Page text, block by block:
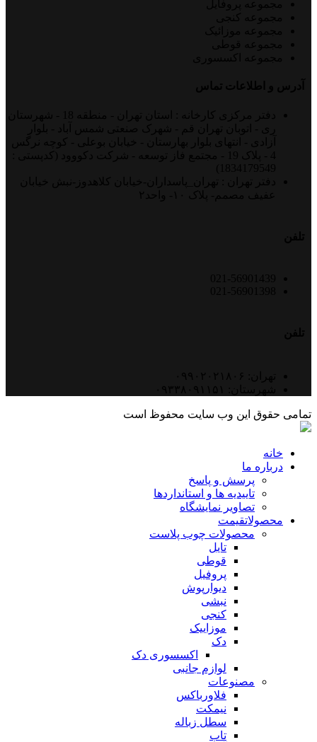
تمامی حقوق این وب سایت محفوظ است
خانه
درباره ما
پرسش و پاسخ
تاییدیه ها و استانداردها
تصاویر نمایشگاه
محصولاتقیمت
محصولات چوب پلاست
تایل
قوطی
پروفیل
دیوارپوش
نبشی
کنجی
موزاییک
دک
اکسسوری دک
لوازم جانبی
مصنوعات
فلاورباکس
نیمکت
سطل زباله
تاب